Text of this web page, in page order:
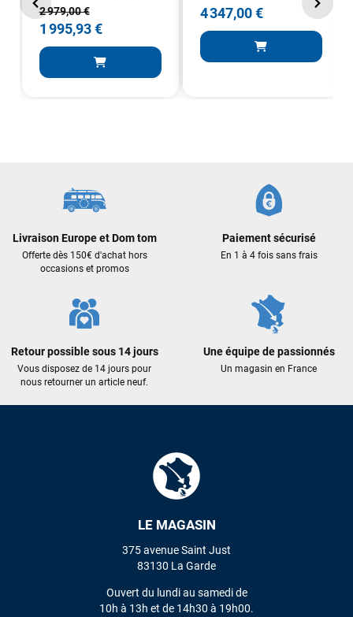
2 979,00 €
1 995,93 €
4 347,00 €
Livraison Europe et Dom tom
Offerte dès 150€ d'achat hors
occasions et promos
Paiement sécurisé
En 1 à 4 fois sans frais
Retour possible sous 14 jours
Vous disposez de 14 jours pour
nous retourner un article neuf.
Une équipe de passionnés
Un magasin en France
LE MAGASIN
375 avenue Saint Just
83130 La Garde
Ouvert du lundi au samedi de
10h à 13h et de 14h30 à 19h00.